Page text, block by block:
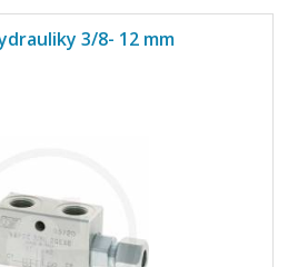
3/8- 12 mm